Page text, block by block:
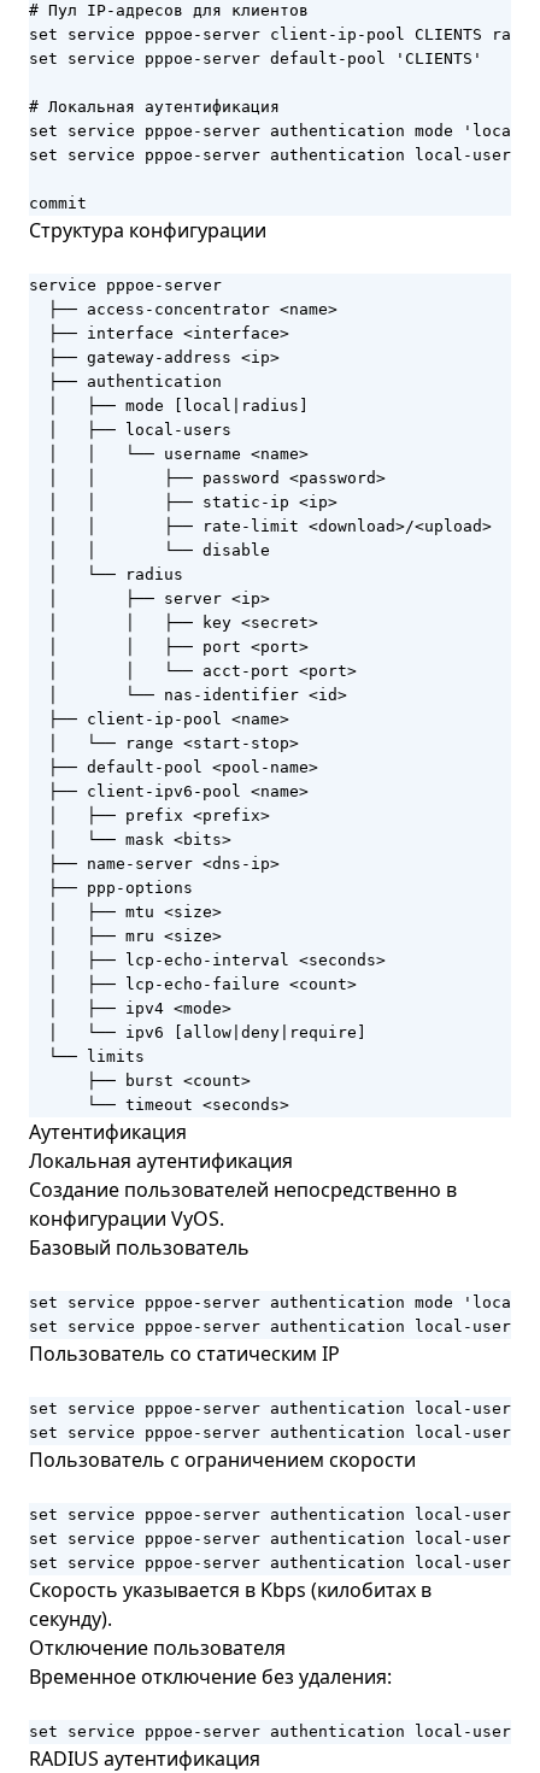
# Пул IP-адресов для клиентов
set service pppoe-server client-ip-pool CLIENTS
set service pppoe-server default-pool 'CLIENTS'
# Локальная аутентификация
set service pppoe-server authentication mode 'local'
set service pppoe-server authentication local-users
commit
Структура конфигурации
service pppoe-server
  ├── access-concentrator <name>
  ├── interface <interface>
  ├── gateway-address <ip>
  ├── authentication
  │   ├── mode [local|radius]
  │   ├── local-users
  │   │   └── username <name>
  │   │       ├── password <password>
  │   │       ├── static-ip <ip>
  │   │       ├── rate-limit <download>/<upload>
  │   │       └── disable
  │   └── radius
  │       ├── server <ip>
  │       │   ├── key <secret>
  │       │   ├── port <port>
  │       │   └── acct-port <port>
  │       └── nas-identifier <id>
  ├── client-ip-pool <name>
  │   └── range <start-stop>
  ├── default-pool <pool-name>
  ├── client-ipv6-pool <name>
  │   ├── prefix <prefix>
  │   └── mask <bits>
  ├── name-server <dns-ip>
  ├── ppp-options
  │   ├── mtu <size>
  │   ├── mru <size>
  │   ├── lcp-echo-interval <seconds>
  │   ├── lcp-echo-failure <count>
  │   ├── ipv4 <mode>
  │   └── ipv6 [allow|deny|require]
  └── limits
      ├── burst <count>
      └── timeout <seconds>
Аутентификация
Локальная аутентификация
Создание пользователей непосредственно в
конфигурации VyOS.
Базовый пользователь
set service pppoe-server authentication mode 'local'
set service pppoe-server authentication local-users
Пользователь со статическим IP
set service pppoe-server authentication local-users
set service pppoe-server authentication local-
Пользователь с ограничением скорости
set service pppoe-server authentication local-users
set service pppoe-server authentication local-users
set service pppoe-server authentication local-users
Скорость указывается в Kbps (килобитах в
секунду).
Отключение пользователя
Временное отключение без удаления:
set service pppoe-server authentication local-users
RADIUS аутентификация